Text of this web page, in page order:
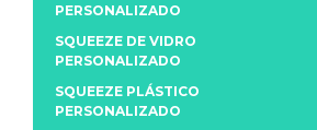
PERSONALIZADO
SQUEEZE DE VIDRO
PERSONALIZADO
SQUEEZE PLÁSTICO
PERSONALIZADO